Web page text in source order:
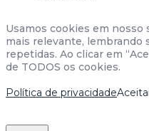
Usamos cookies em
mais relevante, lembrando
repetidas. Ao clicar em
de TODOS os cookies.
Política de privacidade